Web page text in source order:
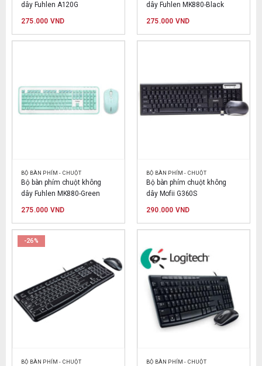
dây Fuhlen A120G
275.000 VND
dây Fuhlen MK880-Black
275.000 VND
BỘ BÀN PHÍM - CHUỘT
Bộ bàn phím chuột không
dây Fuhlen MK880-Green
275.000 VND
BỘ BÀN PHÍM - CHUỘT
Bộ bàn phím chuột không
dây Mofii G360S
290.000 VND
-26%
BỘ BÀN PHÍM - CHUỘT BỘ BÀN PHÍM - CHUỘT